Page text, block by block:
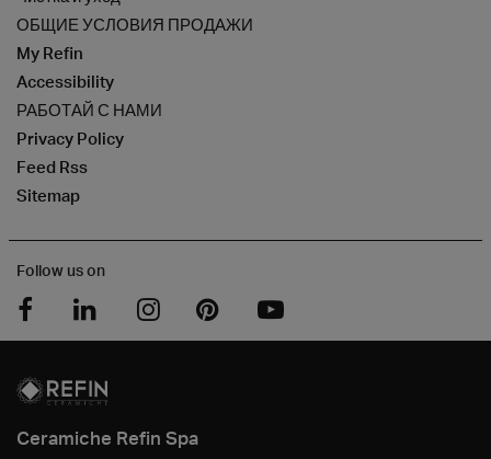
ОБЩИЕ УСЛОВИЯ ПРОДАЖИ
My Refin
Accessibility
РАБОТАЙ С НАМИ
Privacy Policy
Feed Rss
Sitemap
Follow us on
Ceramiche Refin Spa